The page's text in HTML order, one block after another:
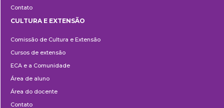
Contato
e
Extensão
CULTURA E EXTENSÃO
Comissão de Cultura e Extensão
Cursos de extensão
ECA e a Comunidade
Área de aluno
Área do docente
Contato